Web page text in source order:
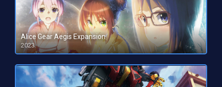
Alice Gear Aegis Expansion
2023
HD 1080pHD 720p